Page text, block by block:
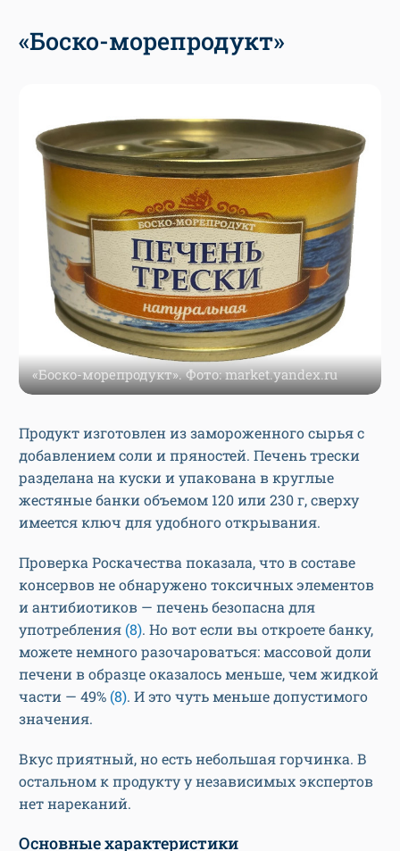
«Боско-морепродукт»
«Боско-морепродукт». Фото: market.yandex.ru
Продукт изготовлен из замороженного сырья с
добавлением соли и пряностей. Печень трески
разделана на куски и упакована в круглые
жестяные банки объемом 120 или 230 г, сверху
имеется ключ для удобного открывания.
Проверка Роскачества показала, что в составе
консервов не обнаружено токсичных элементов
и антибиотиков — печень безопасна для
употребления (8). Но вот если вы откроете банку,
можете немного разочароваться: массовой доли
печени в образце оказалось меньше, чем жидкой
части — 49% (8). И это чуть меньше допустимого
значения.
Вкус приятный, но есть небольшая горчинка. В
остальном к продукту у независимых экспертов
нет нареканий.
Основные характеристики